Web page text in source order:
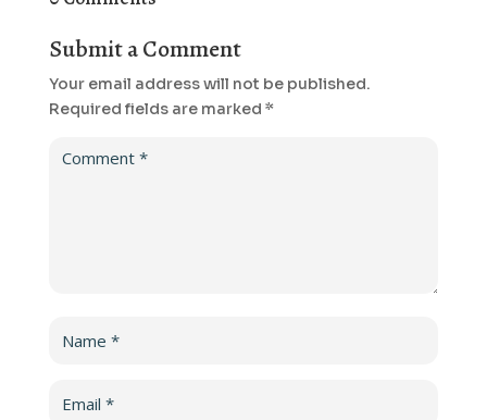
Submit a Comment
Your email address will not be published.
Required fields are marked *